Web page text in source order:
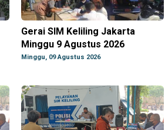
Gerai SIM Keliling Jakarta
Minggu 9 Agustus 2026
Minggu, 09 Agustus 2026